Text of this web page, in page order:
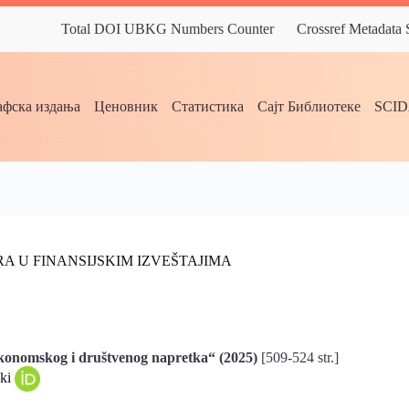
Total DOI UBKG Numbers Counter Crossref Metadata
издања Ценовник Статистика Сајт Библиотеке
U FINANSIJSKIM IZVEŠTAJIMA
i društvenog napretka“ (2025) [509-524 str.]